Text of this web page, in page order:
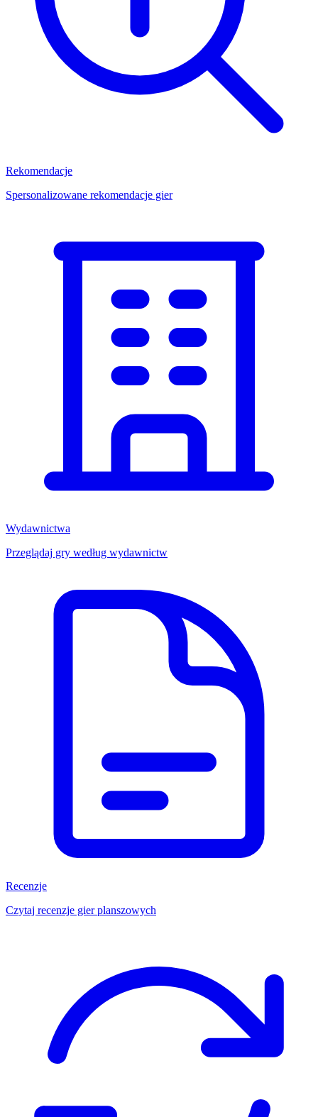
Rekomendacje
Spersonalizowane rekomendacje gier
Wydawnictwa
Przeglądaj gry według wydawnictw
Recenzje
Czytaj recenzje gier planszowych